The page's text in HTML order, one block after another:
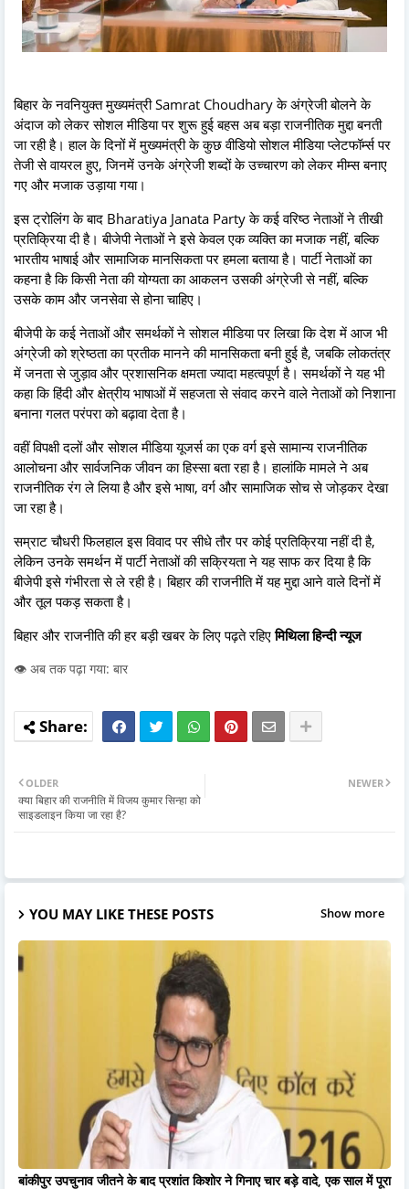
बिहार के नवनियुक्त मुख्यमंत्री Samrat Choudhary के अंग्रेजी बोलने के
अंदाज को लेकर सोशल मीडिया पर शुरू हुई बहस अब बड़ा राजनीतिक मुद्दा बनती
जा रही है। हाल के दिनों में मुख्यमंत्री के कुछ वीडियो सोशल मीडिया प्लेटफॉर्म्स पर
तेजी से वायरल हुए, जिनमें उनके अंग्रेजी शब्दों के उच्चारण को लेकर मीम्स बनाए
गए और मजाक उड़ाया गया।
इस ट्रोलिंग के बाद Bharatiya Janata Party के कई वरिष्ठ नेताओं ने तीखी
प्रतिक्रिया दी है। बीजेपी नेताओं ने इसे केवल एक व्यक्ति का मजाक नहीं, बल्कि
भारतीय भाषाई और सामाजिक मानसिकता पर हमला बताया है। पार्टी नेताओं का
कहना है कि किसी नेता की योग्यता का आकलन उसकी अंग्रेजी से नहीं, बल्कि
उसके काम और जनसेवा से होना चाहिए।
बीजेपी के कई नेताओं और समर्थकों ने सोशल मीडिया पर लिखा कि देश में आज भी
अंग्रेजी को श्रेष्ठता का प्रतीक मानने की मानसिकता बनी हुई है, जबकि लोकतंत्र
में जनता से जुड़ाव और प्रशासनिक क्षमता ज्यादा महत्वपूर्ण है। समर्थकों ने यह भी
कहा कि हिंदी और क्षेत्रीय भाषाओं में सहजता से संवाद करने वाले नेताओं को निशाना
बनाना गलत परंपरा को बढ़ावा देता है।
वहीं विपक्षी दलों और सोशल मीडिया यूजर्स का एक वर्ग इसे सामान्य राजनीतिक
आलोचना और सार्वजनिक जीवन का हिस्सा बता रहा है। हालांकि मामले ने अब
राजनीतिक रंग ले लिया है और इसे भाषा, वर्ग और सामाजिक सोच से जोड़कर देखा
जा रहा है।
सम्राट चौधरी फिलहाल इस विवाद पर सीधे तौर पर कोई प्रतिक्रिया नहीं दी है,
लेकिन उनके समर्थन में पार्टी नेताओं की सक्रियता ने यह साफ कर दिया है कि
बीजेपी इसे गंभीरता से ले रही है। बिहार की राजनीति में यह मुद्दा आने वाले दिनों में
और तूल पकड़ सकता है।
बिहार और राजनीति की हर बड़ी खबर के लिए पढ़ते रहिएमिथिला हिन्दी न्यूज
👁️ अब तक पढ़ा गया: बार
NEWER
OLDER
क्या बिहार की राजनीति में विजय कुमार सिन्हा को
साइडलाइन किया जा रहा है?
YOU MAY LIKE THESE POSTS Show more
बांकीपुर उपचुनाव जीतने के बाद प्रशांत किशोर ने गिनाए चार बड़े वादे, एक साल में पूरा